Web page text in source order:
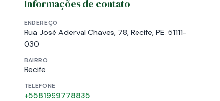
Informações de contato
ENDEREÇO
Rua José Aderval Chaves, 78, Recife, PE, 51111-
030
BAIRRO
Recife
TELEFONE
+5581999778835